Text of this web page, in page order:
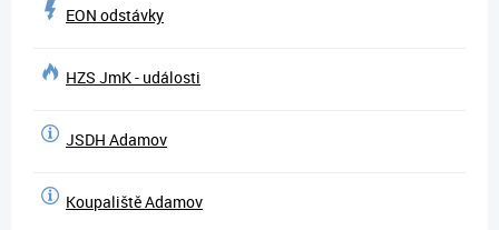
EON odstávky
HZS JmK - události
JSDH Adamov
Koupaliště Adamov